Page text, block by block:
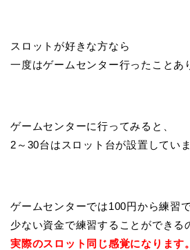
スロットが好きな方なら
一度はゲームセンター行ったことあ
ゲームセンターに行ってみると、
2～30台はスロット台が設置していま
ゲームセンターでは100円から練習
少ない資金で練習することができる
実際のスロット同じ感覚になります。